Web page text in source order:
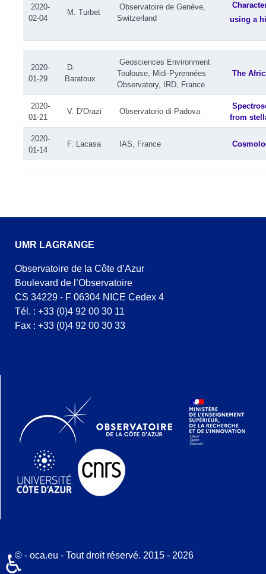
2020-
02-04
M. Turbet
Observatoire de Genève,
Switzerland
using a
2020-
01-29
D.
Baratoux
Geosciences Environment
Toulouse, Midi-Pyrennées
Observatory, IRD, France
The
2020-
01-21
V. D'Orazi Observatorio di Padova
from
2020-
01-14
F. Lacasa IAS, France
UMR LAGRANGE
Observatoire de la Côte d’Azur
Boulevard de l’Observatoire
CS 34229 - F 06304 NICE Cedex 4
Tél. : +33 (0)4 92 00 30 11
Fax : +33 (0)4 92 00 30 33
© - oca.eu - Tout droit réservé. 2015 - 2026